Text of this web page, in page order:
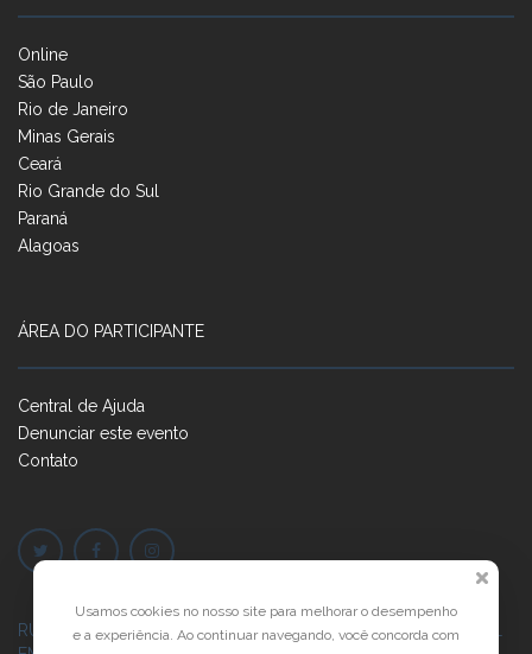
Online
São Paulo
Rio de Janeiro
Minas Gerais
Ceará
Rio Grande do Sul
Paraná
Alagoas
ÁREA DO PARTICIPANTE
Central de Ajuda
Denunciar este evento
Contato
RUA JOSÉ PONTES DE MAGALHÃES, 70JATIÚCA, MACEIÓ - AL
Usamos cookies no nosso site para melhorar o desempenho
e a experiência. Ao continuar navegando, você concorda com